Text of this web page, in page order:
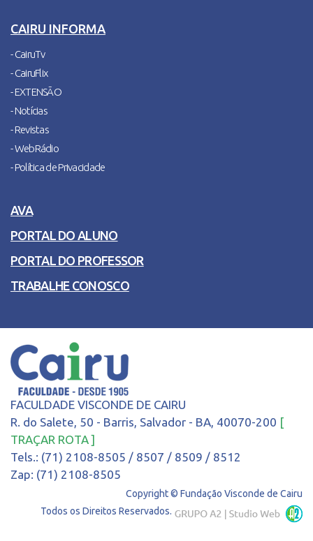
CAIRU INFORMA
- CairuTv
- CairuFlix
- EXTENSÃO
- Notícias
- Revistas
- WebRádio
- Política de Privacidade
AVA
PORTAL DO ALUNO
PORTAL DO PROFESSOR
TRABALHE CONOSCO
FACULDADE VISCONDE DE CAIRU
R. do Salete, 50 - Barris, Salvador - BA, 40070-200 [
TRAÇAR ROTA ]
Tels.: (71) 2108-8505 / 8507 / 8509 / 8512
Zap: (71) 2108-8505
Copyright © Fundação Visconde de Cairu
Todos os Direitos Reservados.